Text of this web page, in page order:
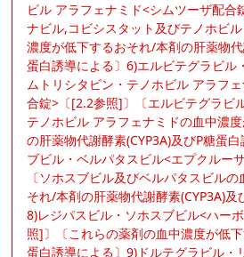
ビル アラフェナミド<シムツーザ配
ナビル,コビシスタット及びテノホビ
濃度が低下するおそれ/本剤の肝薬物
蛋白誘導による〕6)エルビテグラビル
ムトリシタビン・テノホビル アラフ
合錠>〔[2.2参照]〕〔エルビテグラビ
テノホビル アラフェナミドの血中濃
の肝薬物代謝酵素(CYP3A)及びP糖蛋
ブビル・ベルパタスビル<エプクルー
〔ソホスブビル及びベルパタスビル
それ/本剤の肝薬物代謝酵素(CYP3A)及
8)レジパスビル・ソホスブビル<ハー
照]〕〔これらの薬剤の血中濃度が低
蛋白誘導による〕9)ドルテグラビル・